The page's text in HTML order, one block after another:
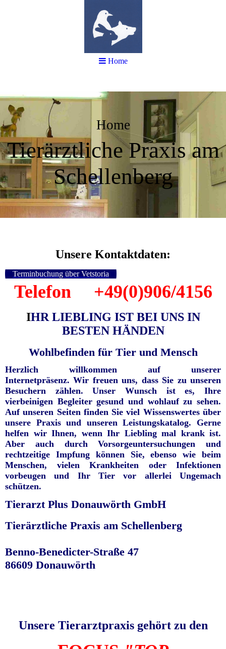
Home
Tierärztliche Praxis am
Schellenberg
Unsere Kontaktdaten:
Terminbuchung über Vetstoria
Telefon +49(0)906/4156
IHR LIEBLING IST BEI UNS IN
BESTEN HÄNDEN
Wohlbefinden für Tier und Mensch
Herzlich willkommen auf unserer
Internetpräsenz.Wir freuen uns, dass Sie zu unseren
Besuchern zählen. Unser Wunsch ist es, Ihre
vierbeinigen Begleiter gesund und wohlauf zu sehen.
Auf unseren Seiten finden Sie viel Wissenswertes über
unsere Praxis und unseren Leistungskatalog. Gerne
helfen wir Ihnen, wenn Ihr Liebling mal krank ist.
Aber auch durch Vorsorgeuntersuchungen und
rechtzeitige Impfung können Sie, ebenso wie beim
Menschen, vielen Krankheiten oder Infektionen
vorbeugen und Ihr Tier vor allerlei Ungemach
schützen.
Tierarzt Plus Donauwörth GmbH
Tierärztliche Praxis am Schellenberg
Benno-Benedicter-Straße 47
86609 Donauwörth
Unsere Tierarztpraxis gehört zu den
Home